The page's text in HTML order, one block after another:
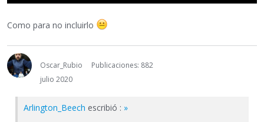
Como para no incluirlo
Oscar_Rubio
Publicaciones: 882
julio 2020
Arlington_Beech escribió : »